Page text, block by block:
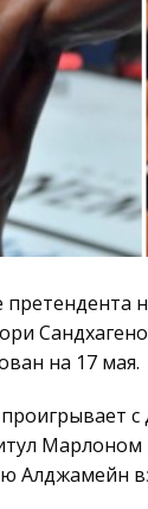
на 17 мая.
Алджамейн